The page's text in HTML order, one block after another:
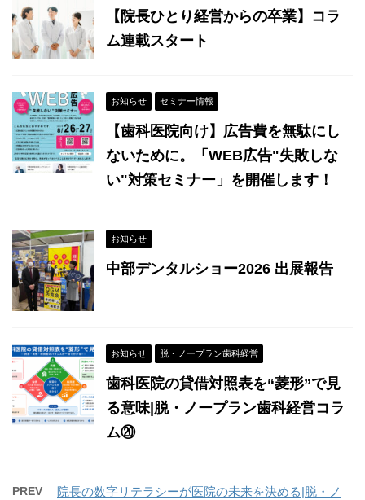
【院長ひとり経営からの卒業】コラ
ム連載スタート
お知らせ セミナー情報
【歯科医院向け】広告費を無駄にし
ないために。「WEB広告"失敗しな
い"対策セミナー」を開催します！
お知らせ
中部デンタルショー2026 出展報告
お知らせ 脱・ノープラン歯科経営
歯科医院の貸借対照表を“菱形”で見
る意味|脱・ノープラン歯科経営コラ
ム⑳
PREV
院長の数字リテラシーが医院の未来を決める|脱・ノ